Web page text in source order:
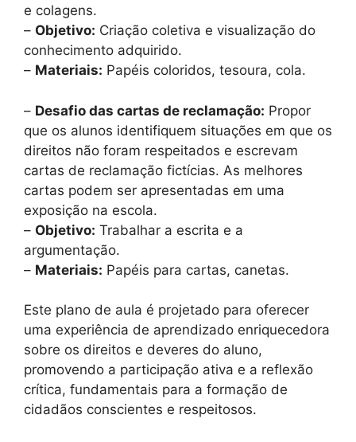
e colagens.
– Objetivo: Criação coletiva e visualização do
conhecimento adquirido.
– Materiais: Papéis coloridos, tesoura, cola.
– Desafio das cartas de reclamação: Propor
que os alunos identifiquem situações em que os
direitos não foram respeitados e escrevam
cartas de reclamação fictícias. As melhores
cartas podem ser apresentadas em uma
exposição na escola.
– Objetivo: Trabalhar a escrita e a
argumentação.
– Materiais: Papéis para cartas, canetas.
Este plano de aula é projetado para oferecer
uma experiência de aprendizado enriquecedora
sobre os direitos e deveres do aluno,
promovendo a participação ativa e a reflexão
crítica, fundamentais para a formação de
cidadãos conscientes e respeitosos.